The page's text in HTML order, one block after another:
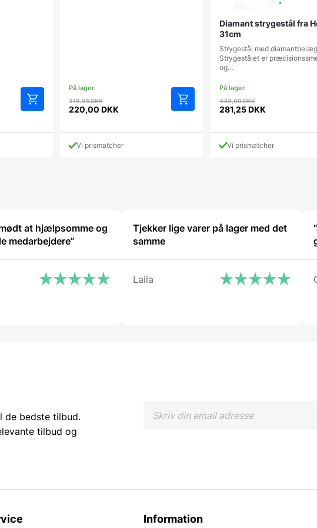
319,95DKKDen
oprindelige
var:
319,95 DKK.
220,00DKK
aktuelle
pris
er:Vi prismatcher
Diamant strygestål fra
31cm
Strygestål med
Strygestålet er
og…
449,00DKKDen
oprindelige
var:
449,00 DKK.
281,25DKK
aktuelle
pris
er:Vi prismatcher
at hjælpsomme og
medarbejdere”
Tjekker lige varer på lager med det
samme
Laila
de bedste tilbud.
tilbud og
Information